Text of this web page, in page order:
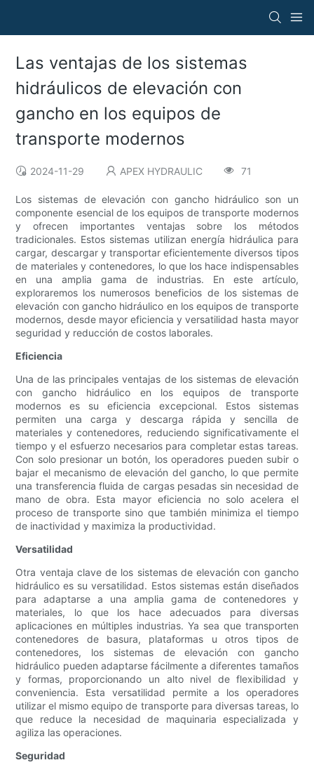
Las ventajas de los sistemas
hidráulicos de elevación con
gancho en los equipos de
transporte modernos
2024-11-29 APEX HYDRAULIC 71
Los sistemas de elevación con gancho hidráulico son un
componente esencial de los equipos de transporte modernos
y ofrecen importantes ventajas sobre los métodos
tradicionales. Estos sistemas utilizan energía hidráulica para
cargar, descargar y transportar eficientemente diversos tipos
de materiales y contenedores, lo que los hace indispensables
en una amplia gama de industrias. En este artículo,
exploraremos los numerosos beneficios de los sistemas de
elevación con gancho hidráulico en los equipos de transporte
modernos, desde mayor eficiencia y versatilidad hasta mayor
seguridad y reducción de costos laborales.
Eficiencia
Una de las principales ventajas de los sistemas de elevación
con gancho hidráulico en los equipos de transporte
modernos es su eficiencia excepcional. Estos sistemas
permiten una carga y descarga rápida y sencilla de
materiales y contenedores, reduciendo significativamente el
tiempo y el esfuerzo necesarios para completar estas tareas.
Con solo presionar un botón, los operadores pueden subir o
bajar el mecanismo de elevación del gancho, lo que permite
una transferencia fluida de cargas pesadas sin necesidad de
mano de obra. Esta mayor eficiencia no solo acelera el
proceso de transporte sino que también minimiza el tiempo
de inactividad y maximiza la productividad.
Versatilidad
Otra ventaja clave de los sistemas de elevación con gancho
hidráulico es su versatilidad. Estos sistemas están diseñados
para adaptarse a una amplia gama de contenedores y
materiales, lo que los hace adecuados para diversas
aplicaciones en múltiples industrias. Ya sea que transporten
contenedores de basura, plataformas u otros tipos de
contenedores, los sistemas de elevación con gancho
hidráulico pueden adaptarse fácilmente a diferentes tamaños
y formas, proporcionando un alto nivel de flexibilidad y
conveniencia. Esta versatilidad permite a los operadores
utilizar el mismo equipo de transporte para diversas tareas, lo
que reduce la necesidad de maquinaria especializada y
agiliza las operaciones.
Seguridad